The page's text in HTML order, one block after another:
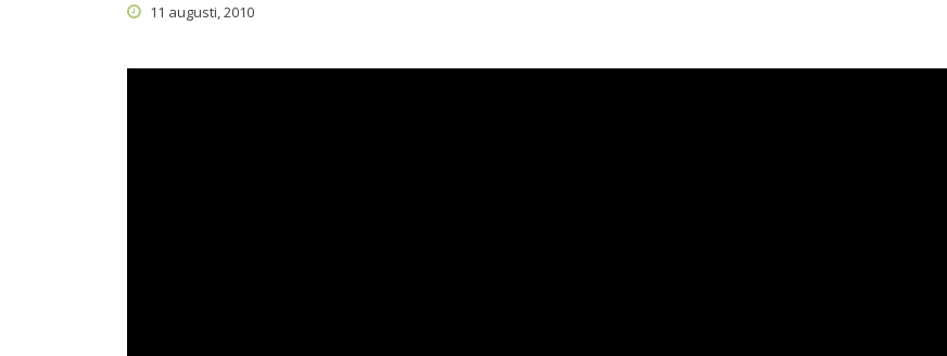
11 augusti, 2010